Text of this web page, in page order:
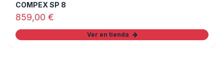
COMPEX SP 8
859,00 €
Ver en tienda